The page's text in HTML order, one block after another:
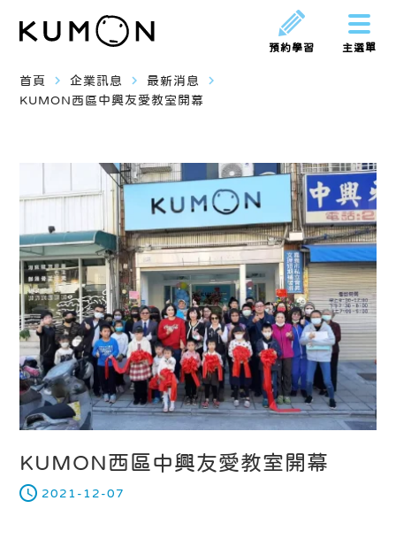
主選單
預約學習
首頁 navigate_next 企業訊息 navigate_next 最新消息 navigate_next
KUMON西區中興友愛教室開幕
KUMON西區中興友愛教室開幕
2021-12-07